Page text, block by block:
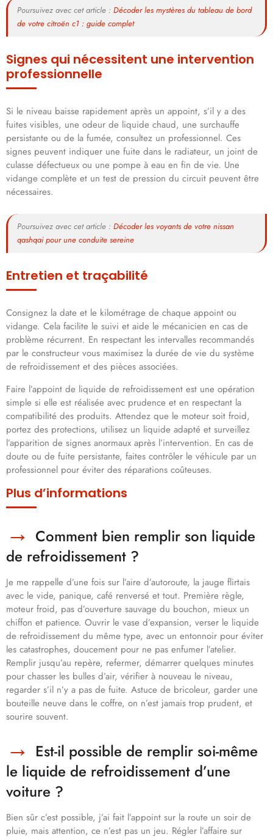
Poursuivez avec cet article : Décoder les mystères du tableau de bord
de votre citroën c1 : guide complet
Signes qui nécessitent une intervention
professionnelle
Si le niveau baisse rapidement après un appoint, s’il y a des
fuites visibles, une odeur de liquide chaud, une surchauffe
persistante ou de la fumée, consultez un professionnel. Ces
signes peuvent indiquer une fuite dans le radiateur, un joint de
culasse défectueux ou une pompe à eau en fin de vie. Une
vidange complète et un test de pression du circuit peuvent être
nécessaires.
Poursuivez avec cet article : Décoder les voyants de votre nissan
qashqai pour une conduite sereine
Entretien et traçabilité
Consignez la date et le kilométrage de chaque appoint ou
vidange. Cela facilite le suivi et aide le mécanicien en cas de
problème récurrent. En respectant les intervalles recommandés
par le constructeur vous maximisez la durée de vie du système
de refroidissement et des pièces associées.
Faire l’appoint de liquide de refroidissement est une opération
simple si elle est réalisée avec prudence et en respectant la
compatibilité des produits. Attendez que le moteur soit froid,
portez des protections, utilisez un liquide adapté et surveillez
l’apparition de signes anormaux après l’intervention. En cas de
doute ou de fuite persistante, faites contrôler le véhicule par un
professionnel pour éviter des réparations coûteuses.
Plus d’informations
Comment bien remplir son liquide
de refroidissement ?
Je me rappelle d’une fois sur l’aire d’autoroute, la jauge flirtais
avec le vide, panique, café renversé et tout. Première règle,
moteur froid, pas d’ouverture sauvage du bouchon, mieux un
chiffon et patience. Ouvrir le vase d’expansion, verser le liquide
de refroidissement du même type, avec un entonnoir pour éviter
les catastrophes, doucement pour ne pas enfumer l’atelier.
Remplir jusqu’au repère, refermer, démarrer quelques minutes
pour chasser les bulles d’air, vérifier à nouveau le niveau,
regarder s’il n’y a pas de fuite. Astuce de bricoleur, garder une
bouteille neuve dans le coffre, on n’est jamais trop prudent, et
sourire souvent.
Est-il possible de remplir soi-même
le liquide de refroidissement d’une
voiture ?
Bien sûr c’est possible, j’ai fait l’appoint sur la route un soir de
pluie, mais attention, ce n’est pas un jeu. Régler l’affaire sur